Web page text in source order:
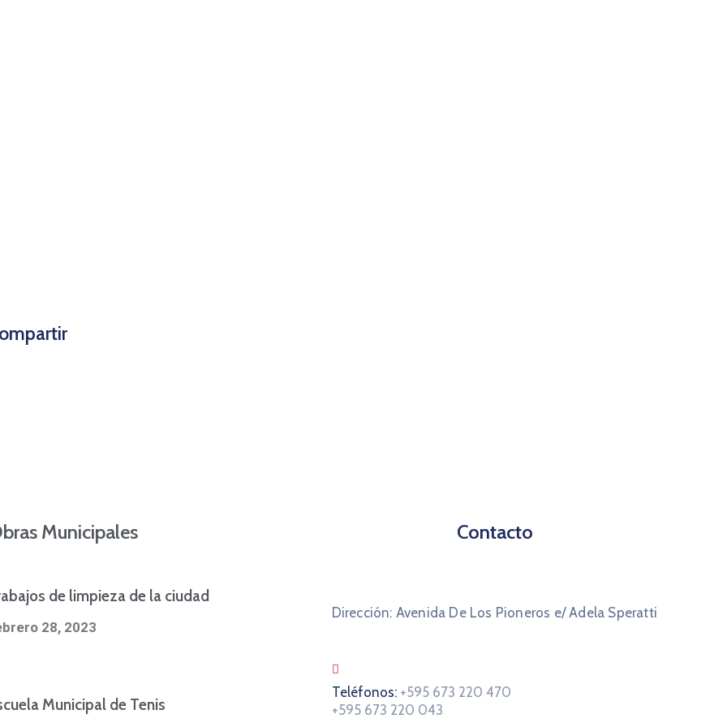
Municipales
de limpieza de la ciudad
28, 2023
Municipal de Tenis
Contacto
Dirección: Avenida De Los Pioneros e/ Adela Speratti
Teléfonos: +595 673 220 470
+595 673 220 043